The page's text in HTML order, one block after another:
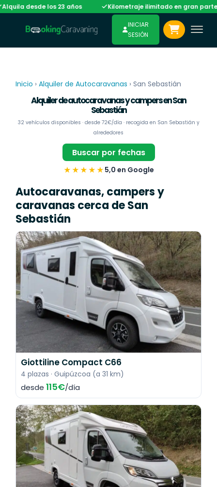
los 23 años Kilometraje ilimitado en gran parte de la
INICIAR
SESIÓN
Inicio ›Alquiler de Autocaravanas ›San Sebastián
Alquiler de autocaravanas y campers en San
Sebastián
32 vehículos disponibles · desde 72€/día · recogida en San Sebastián y
alrededores
Buscar por fechas
★★★★★ 5,0 en Google
Autocaravanas, campers y
caravanas cerca de San
Sebastián
Giottiline Compact C66
4 plazas · Guipúzcoa (a 31 km)
desde115€/día